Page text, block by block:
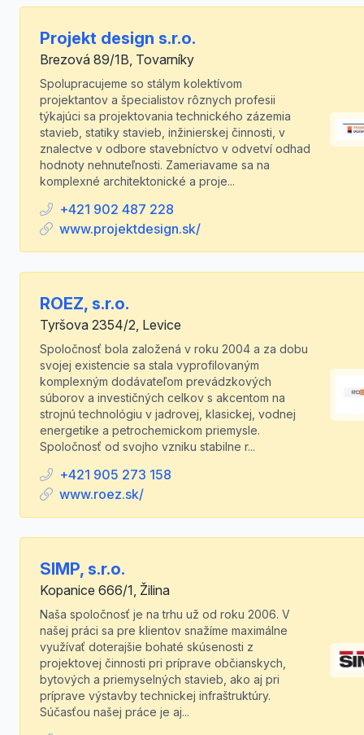
Projekt design s.r.o.
Brezová 89/1B, Tovarníky
Spolupracujeme so stálym kolektívom
projektantov a špecialistov rôznych profesii
týkajúci sa projektovania technického zázemia
stavieb, statiky stavieb, inžinierskej činnosti, v
znalectve v odbore stavebníctvo v odvetví odhad
hodnoty nehnuteľnosti. Zameriavame sa na
komplexné architektonické a proje...
+421 902 487 228
www.projektdesign.sk/
ROEZ, s.r.o.
Tyršova 2354/2, Levice
Spoločnosť bola založená v roku 2004 a za dobu
svojej existencie sa stala vyprofilovaným
komplexným dodávateľom prevádzkových
súborov a investičných celkov s akcentom na
strojnú technológiu v jadrovej, klasickej, vodnej
energetike a petrochemickom priemysle.
Spoločnosť od svojho vzniku stabilne r...
+421 905 273 158
www.roez.sk/
SIMP, s.r.o.
Kopanice 666/1, Žilina
Naša spoločnosť je na trhu už od roku 2006. V
našej práci sa pre klientov snažíme maximálne
využívať doterajšie bohaté skúsenosti z
projektovej činnosti pri príprave občianskych,
bytových a priemyselných stavieb, ako aj pri
príprave výstavby technickej infraštruktúry.
Súčasťou našej práce je aj...